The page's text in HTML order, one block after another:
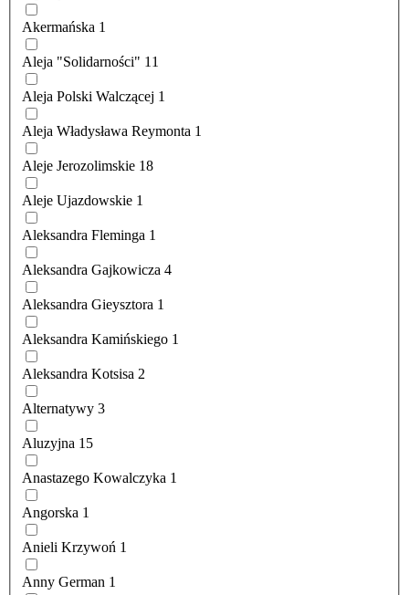
Akermańska 1
Aleja "Solidarności" 11
Aleja Polski Walczącej 1
Aleja Władysława Reymonta 1
Aleje Jerozolimskie 18
Aleje Ujazdowskie 1
Aleksandra Fleminga 1
Aleksandra Gajkowicza 4
Aleksandra Gieysztora 1
Aleksandra Kamińskiego 1
Aleksandra Kotsisa 2
Alternatywy 3
Aluzyjna 15
Anastazego Kowalczyka 1
Angorska 1
Anieli Krzywoń 1
Anny German 1